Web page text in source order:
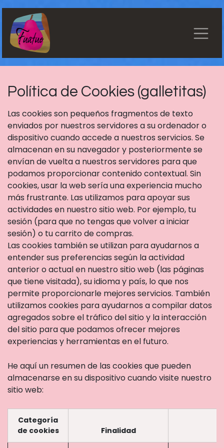
Ir al contenido
Política de Cookies (galletitas)
Las cookies son pequeños fragmentos de texto
enviados por nuestros servidores a su ordenador o
dispositivo cuando accede a nuestros servicios. Se
almacenan en su navegador y posteriormente se
envían de vuelta a nuestros servidores para que
podamos proporcionar contenido contextual. Sin
cookies, usar la web sería una experiencia mucho
más frustrante. Las utilizamos para apoyar sus
actividades en nuestro sitio web. Por ejemplo, tu
sesión (para que no tengas que volver a iniciar
sesión) o tu carrito de compras.
Las cookies también se utilizan para ayudarnos a
entender sus preferencias según la actividad
anterior o actual en nuestro sitio web (las páginas
que tiene visitada), su idioma y país, lo que nos
permite proporcionarle mejores servicios. También
utilizamos cookies para ayudarnos a compilar datos
agregados sobre el tráfico del sitio y la interacción
del sitio para que podamos ofrecer mejores
experiencias y herramientas en el futuro.
He aquí un resumen de las cookies que pueden
almacenarse en su dispositivo cuando visite nuestro
sitio web:
Categoría
de cookies
Finalidad